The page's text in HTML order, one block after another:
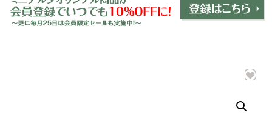
ミニデルタオリジナルパーツ